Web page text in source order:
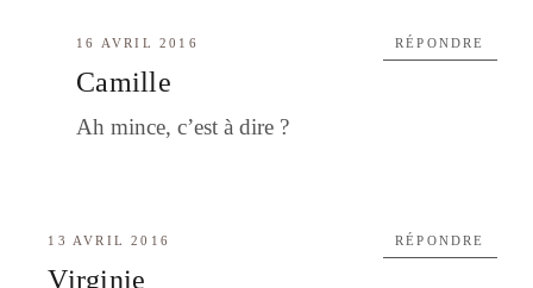
16 AVRIL 2016
Camille
Ah mince, c’est à dire ?
RÉPONDRE
13 AVRIL 2016
Virginie
RÉPONDRE